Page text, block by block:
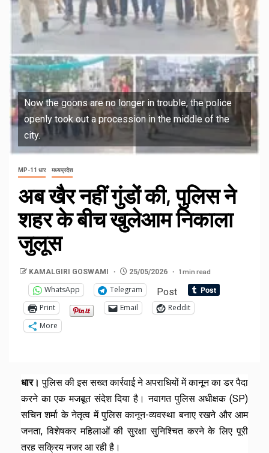
Now the goons are no longer in trouble, the police
openly took out a procession in the middle of the
city.
MP-11 धार मध्यप्रदेश
अब खैर नहीं गुंडों की, पुलिस ने
शहर के बीच खुलेआम निकाला
जुलूस
KAMALGIRI GOSWAMI 25/05/2026 1 min read
WhatsApp Telegram Post
Print Email
Reddit
More
धार। पुलिस की इस सख्त कार्रवाई ने अपराधियों में कानून का डर पैदा
करने का एक मजबूत संदेश दिया है। नवागत पुलिस अधीक्षक (SP)
सचिन शर्मा के नेतृत्व में पुलिस कानून-व्यवस्था बनाए रखने और आम
जनता, विशेषकर महिलाओं की सुरक्षा सुनिश्चित करने के लिए पूरी
तरह सक्रिय नजर आ रही है।